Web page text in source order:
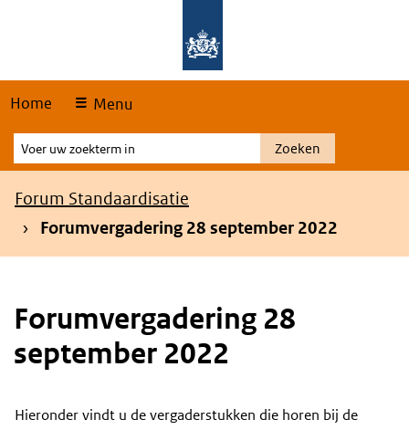
Home Menu
Voer
uw
zoekterm
Zoeken
Kruimelpad
Forum Standaardisatie
Forumvergadering 28 september 2022
Forumvergadering 28
september 2022
Hieronder vindt u de vergaderstukken die horen bij de